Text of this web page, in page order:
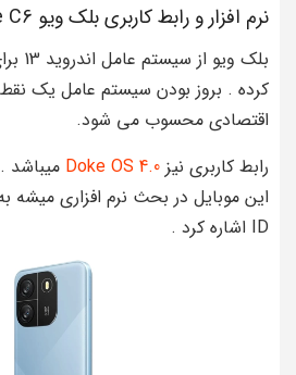
نرم افزار و رابط کاربری بلک ویو Wave C6:
بلک
کرده . بروز بودن سیستم عامل یک
اقتصادی محسوب می شود.
رابط کاربری نیز Doke OS 4.0
ID اشاره کرد .